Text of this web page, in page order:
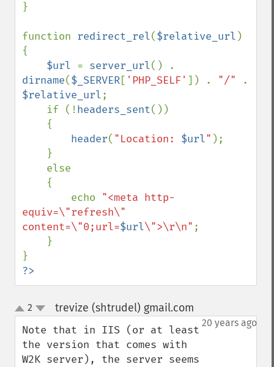
}
function redirect_rel($relative_url )
{
$url = server_url
dirname($_SERVER[ 'PHP_SELF' ]) . "/"
$relative_url;
    if (!
headers_sent())
header( "Location: $url" );
        echo
"<meta http-
equiv=\"refresh\"
content=\"0;url=$url\">\r\n" ;
?>
up
down
2 trevize (shtrudel) gmail.com
20 years ago
Note that in IIS (or at least
the version that comes with
W2K server), the server seems